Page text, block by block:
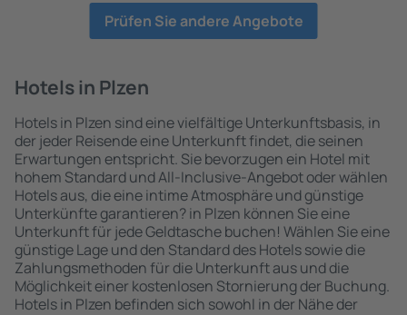
Prüfen Sie andere Angebote
Hotels in Plzen
Hotels in Plzen sind eine vielfältige Unterkunftsbasis, in
der jeder Reisende eine Unterkunft findet, die seinen
Erwartungen entspricht. Sie bevorzugen ein Hotel mit
hohem Standard und All-Inclusive-Angebot oder wählen
Hotels aus, die eine intime Atmosphäre und günstige
Unterkünfte garantieren? in Plzen können Sie eine
Unterkunft für jede Geldtasche buchen! Wählen Sie eine
günstige Lage und den Standard des Hotels sowie die
Zahlungsmethoden für die Unterkunft aus und die
Möglichkeit einer kostenlosen Stornierung der Buchung.
Hotels in Plzen befinden sich sowohl in der Nähe der